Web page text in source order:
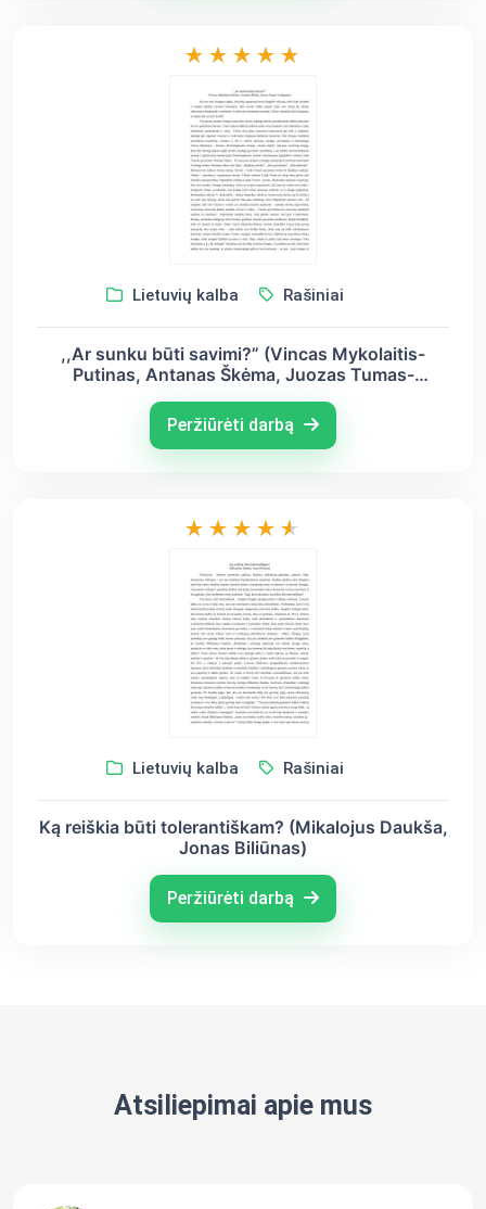
Lietuvių kalba Rašiniai
,,Ar sunku būti savimi?” (Vincas Mykolaitis-
Putinas, Antanas Škėma, Juozas Tumas-
Peržiūrėti darbą
Lietuvių kalba Rašiniai
Ką reiškia būti tolerantiškam? (Mikalojus Daukša,
Jonas Biliūnas)
Peržiūrėti darbą
Atsiliepimai apie mus